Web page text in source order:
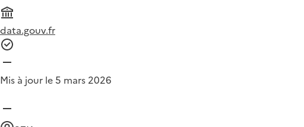
data.gouv.fr
Mis à jour le 5 mars 2026